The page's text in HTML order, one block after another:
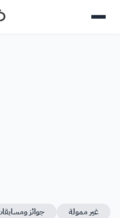
غير ممولة جوائز